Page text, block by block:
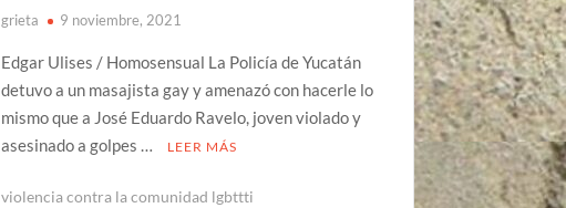
grieta 9 noviembre, 2021
Edgar Ulises / Homosensual La Policía de Yucatán
detuvo a un masajista gay y amenazó con hacerle lo
mismo que a José Eduardo Ravelo, joven violado y
asesinado a golpes …
LEER MÁS
violencia contra la comunidad lgbttti